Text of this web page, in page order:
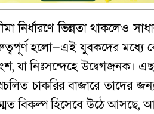
ভিন্নতা থাকলেও
হলো—এই যুবকদের মধ্যে
নিঃসন্দেহে উদ্বেগজনক।
চাকরির বাজারে তাদের জন্য
বিকল্প হিসেবে উঠে আসছে,